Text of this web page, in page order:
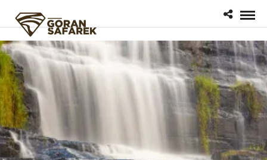
google.com, pub-1200596537863530, DIRECT, f08c47fec0942fa0